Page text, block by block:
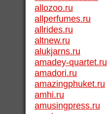
allozoo.ru
allperfumes.ru
allrides.ru
altnew.ru
alukjarns.ru
amadey-quartet.ru
amadori.ru
amazingphuket.ru
amhi.ru
amusingpress.ru